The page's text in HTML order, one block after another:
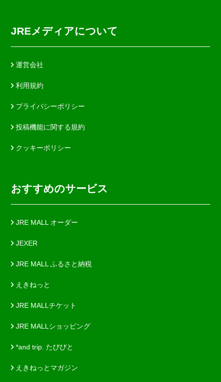
JREメディアについて
運営会社
利用規約
プライバシーポリシー
投稿機能に関する規約
クッキーポリシー
おすすめのサービス
JRE MALL オーダー
JEXER
JRE MALL ふるさと納税
えきねっと
JRE MALLチケット
JRE MALLショッピング
*and trip. たびびと
えきねっとマガジン